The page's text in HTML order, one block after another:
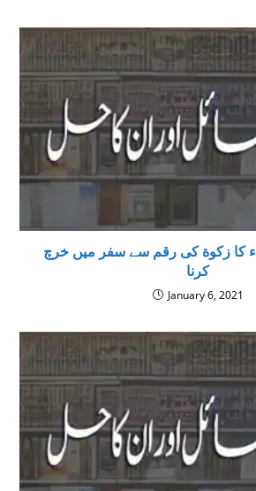
کا زکوة کی رقم سے سفر میں خرچ
کرنا
January 6, 2021